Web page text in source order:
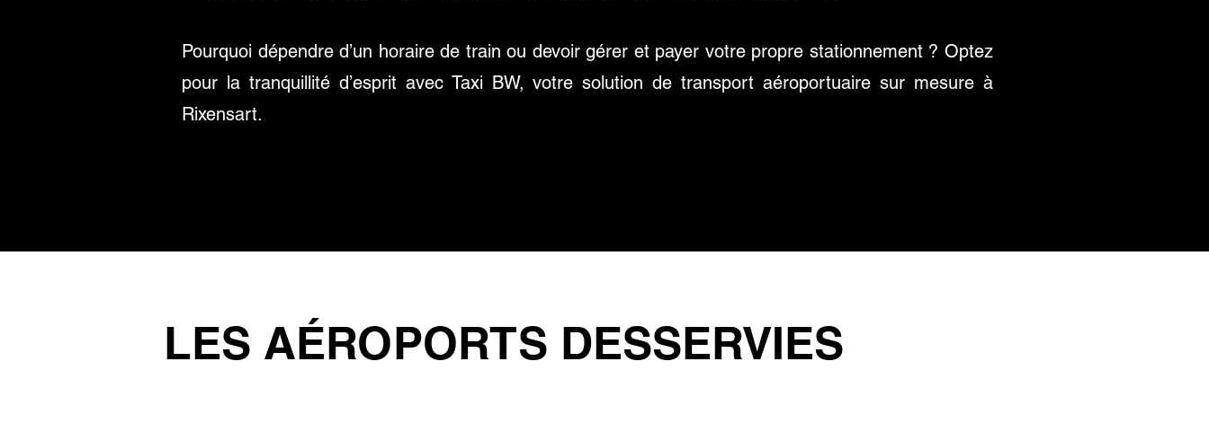
Pourquoi dépendre d’un horaire de train ou devoir gérer et payer votre propre stationnement ? Optez
pour la tranquillité d’esprit avec Taxi BW, votre solution de transport aéroportuaire sur mesure à
Rixensart.
LES AÉROPORTS DESSERVIES